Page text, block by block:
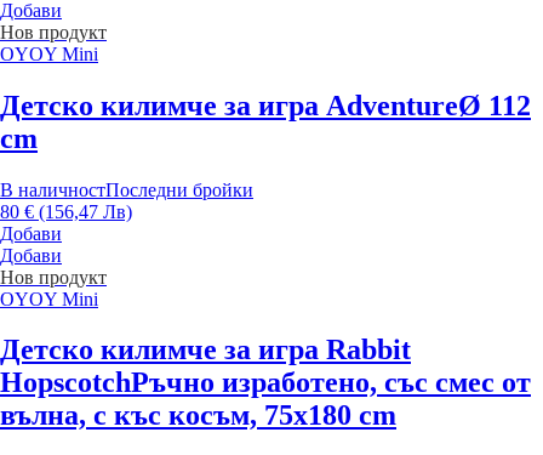
Добави
Нов продукт
OYOY Mini
Детско килимче за игра AdventureØ 112
cm
В наличностПоследни бройки
80 € (156,47 Лв)
Добави
Добави
Нов продукт
OYOY Mini
Детско килимче за игра Rabbit
HopscotchРъчно изработено, със смес от
вълна, с къс косъм, 75x180 cm